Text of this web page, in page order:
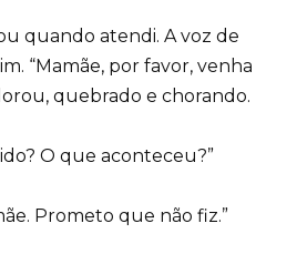
quando atendi. A voz de
“Mamãe, por favor, venha
quebrado e chorando.
O que aconteceu?”
Prometo que não fiz.”